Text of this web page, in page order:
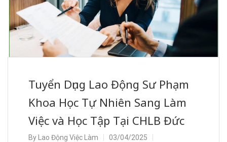
Tuyển Dụng Lao Động Sư Phạm
Khoa Học Tự Nhiên Sang Làm
Việc và Học Tập Tại CHLB Đức
By Lao Động Việc Làm
03/04/2025